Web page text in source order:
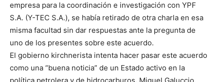
empresa para la coordinación e investigación con YPF
S.A. (Y-TEC S.A.), se había retirado de otra charla en esa
misma facultad sin dar respuestas ante la pregunta de
uno de los presentes sobre este acuerdo.
El gobierno kirchnerista intenta hacer pasar este acuerdo
como una “buena noticia” de un Estado activo en la